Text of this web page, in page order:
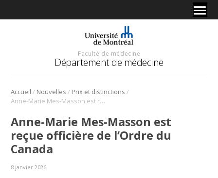
Faculté de médecine
Département de médecine
Accueil / Nouvelles / Prix et distinctions /
Anne-Marie Mes-Masson est reçue officière de l’Ordre du Canada
Anne-Marie Mes-Masson est
reçue officière de l’Ordre du
Canada
8 janvier 2026